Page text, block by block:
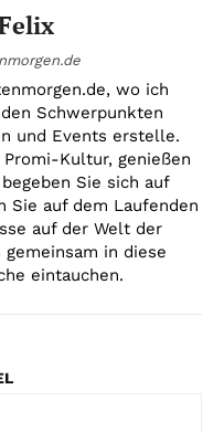
wo ich
Schwerpunkten
und Events erstelle.
Kultur, genießen
Sie sich auf
Sie auf dem Laufenden
auf der Welt der
gemeinsam in diese
eintauchen.